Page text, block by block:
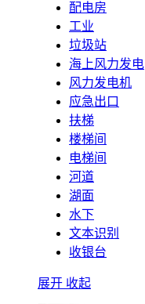
配电房
工业
垃圾站
海上风力发电
风力发电机
应急出口
扶梯
楼梯间
电梯间
河道
湖面
水下
文本识别
收银台
展开 收起